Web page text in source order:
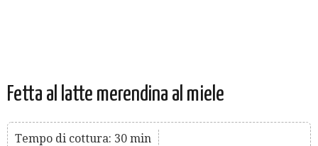
Fetta al latte merendina al miele
Tempo di cottura: 30 min